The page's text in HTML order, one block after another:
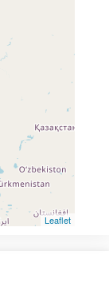
Leaflet